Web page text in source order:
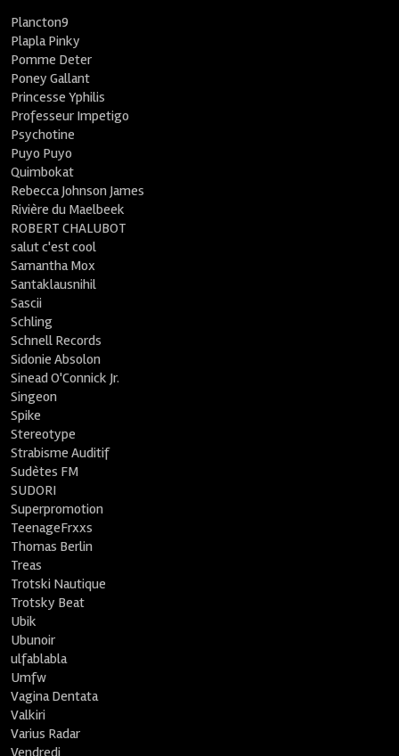
Plancton9
Plapla Pinky
Pomme Deter
Poney Gallant
Princesse Yphilis
Professeur Impetigo
Psychotine
Puyo Puyo
Quimbokat
Rebecca Johnson James
Rivière du Maelbeek
ROBERT CHALUBOT
salut c'est cool
Samantha Mox
Santaklausnihil
Sascii
Schling
Schnell Records
Sidonie Absolon
Sinead O'Connick Jr.
Singeon
Spike
Stereotype
Strabisme Auditif
Sudètes FM
SUDORI
Superpromotion
TeenageFrxxs
Thomas Berlin
Treas
Trotski Nautique
Trotsky Beat
Ubik
Ubunoir
ulfablabla
Umfw
Vagina Dentata
Valkiri
Varius Radar
Vendredi